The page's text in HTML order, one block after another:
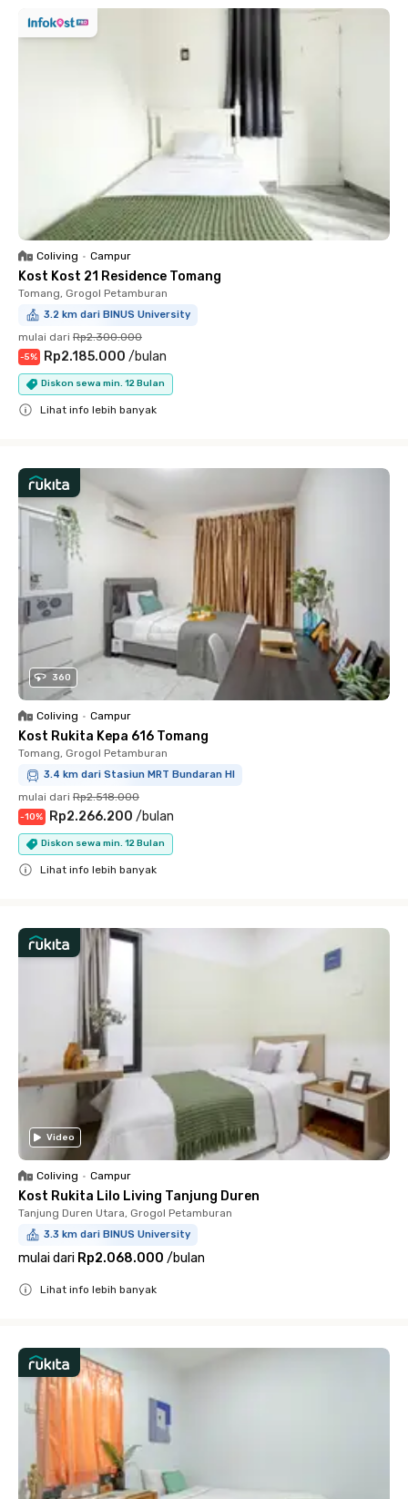
Coliving • Campur
Kost Kost 21 Residence Tomang
Tomang, Grogol Petamburan
3.2 km dari BINUS University
mulai dari Rp2.300.000
-5% Rp2.185.000 /bulan
Diskon sewa min. 12 Bulan
Lihat info lebih banyak
360
Coliving • Campur
Kost Rukita Kepa 616 Tomang
Tomang, Grogol Petamburan
3.4 km dari Stasiun MRT Bundaran HI
mulai dari Rp2.518.000
-10% Rp2.266.200 /bulan
Diskon sewa min. 12 Bulan
Lihat info lebih banyak
Video
Coliving • Campur
Kost Rukita Lilo Living Tanjung Duren
Tanjung Duren Utara, Grogol Petamburan
3.3 km dari BINUS University
mulai dari Rp2.068.000 /bulan
Lihat info lebih banyak